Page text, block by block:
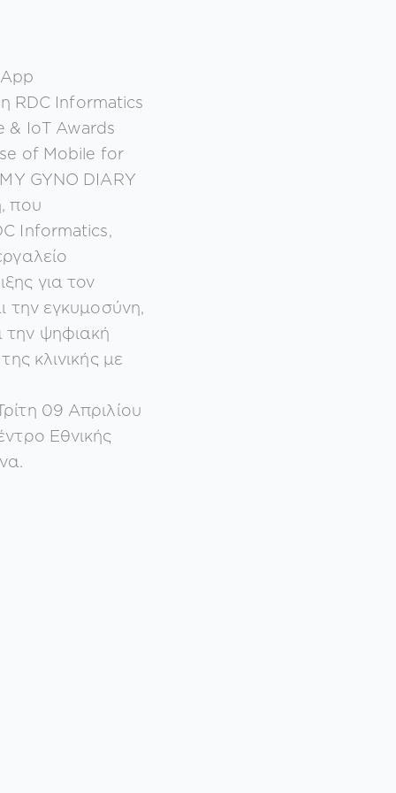
RDC Informatics
& IoT Awards
of Mobile for
GYNO DIARY
που
Informatics,
για τον
την εγκυμοσύνη,
την ψηφιακή
κλινικής με
09 Απριλίου
Εθνικής